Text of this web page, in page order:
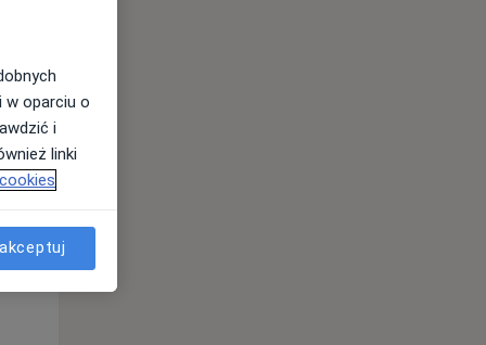
11 Sie
w oparciu o
i
linki